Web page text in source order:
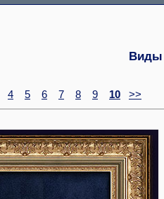
Виды
4 5 6 7 8 9 10 >>